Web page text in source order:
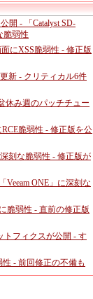
開 - 「Catalyst SD-
脆弱性
面にXSS脆弱性 - 修正版
新 - クリティカル6件
休み週のパッチチュー
RCE脆弱性 - 修正版を公
深刻な脆弱性 - 修正版が
Veeam ONE」に深刻な
に脆弱性 - 直前の修正版
トフィクスが公開 - す
性 - 前回修正の不備も